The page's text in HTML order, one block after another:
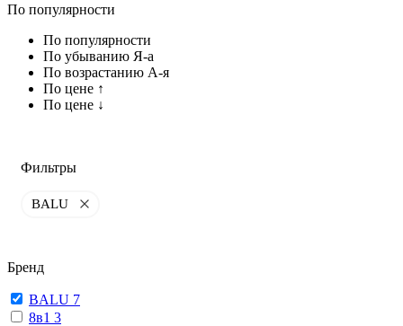
По популярности
По популярности
По убыванию Я-а
По возрастанию А-я
По цене ↑
По цене ↓
Фильтры
BALU
Бренд
BALU 7
8в1 3